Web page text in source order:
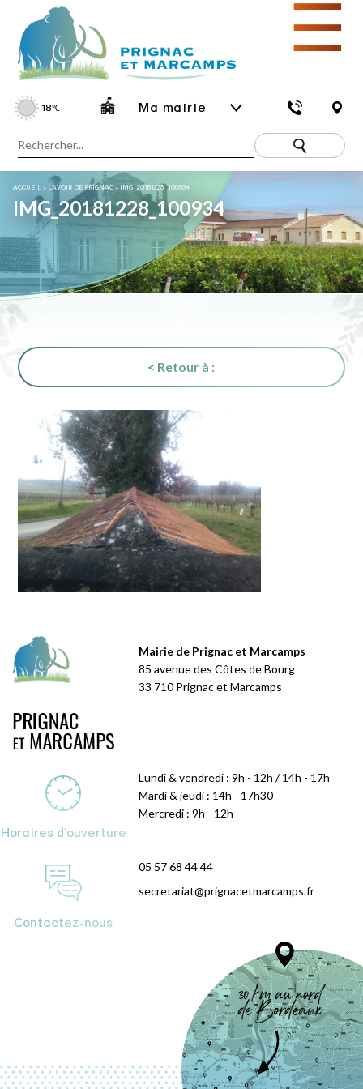
18℃ Ma mairie
☰
ACCUEIL » LAVOIR DE PRIGNAC»IMG_20181228_100934
IMG_20181228_100934
< Retour à :
Mairie de Prignac et Marcamps
85 avenue des Côtes de Bourg
33 710 Prignac et Marcamps
Horaires d'ouverture
Lundi & vendredi : 9h - 12h / 14h - 17h
Mardi & jeudi : 14h - 17h30
Mercredi : 9h - 12h
Contactez-nous
05 57 68 44 44
secretariat@prignacetmarcamps.fr